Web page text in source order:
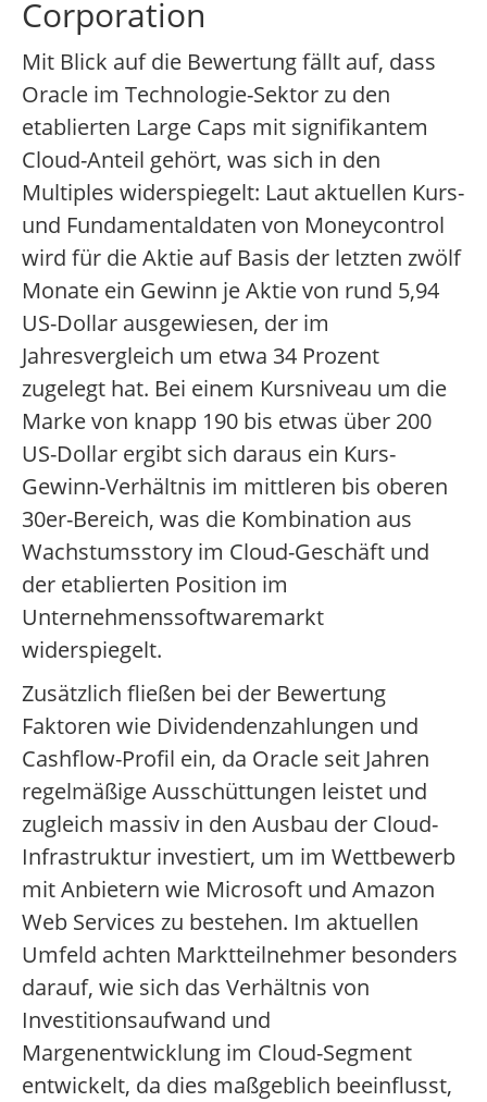
Corporation
Mit Blick auf die Bewertung fällt auf, dass
Oracle im Technologie-Sektor zu den
etablierten Large Caps mit signifikantem
Cloud-Anteil gehört, was sich in den
Multiples widerspiegelt: Laut aktuellen Kurs-
und Fundamentaldaten von Moneycontrol
wird für die Aktie auf Basis der letzten zwölf
Monate ein Gewinn je Aktie von rund 5,94
US-Dollar ausgewiesen, der im
Jahresvergleich um etwa 34 Prozent
zugelegt hat. Bei einem Kursniveau um die
Marke von knapp 190 bis etwas über 200
US-Dollar ergibt sich daraus ein Kurs-
Gewinn-Verhältnis im mittleren bis oberen
30er-Bereich, was die Kombination aus
Wachstumsstory im Cloud-Geschäft und
der etablierten Position im
Unternehmenssoftwaremarkt
widerspiegelt.
Zusätzlich fließen bei der Bewertung
Faktoren wie Dividendenzahlungen und
Cashflow-Profil ein, da Oracle seit Jahren
regelmäßige Ausschüttungen leistet und
zugleich massiv in den Ausbau der Cloud-
Infrastruktur investiert, um im Wettbewerb
mit Anbietern wie Microsoft und Amazon
Web Services zu bestehen. Im aktuellen
Umfeld achten Marktteilnehmer besonders
darauf, wie sich das Verhältnis von
Investitionsaufwand und
Margenentwicklung im Cloud-Segment
entwickelt, da dies maßgeblich beeinflusst,